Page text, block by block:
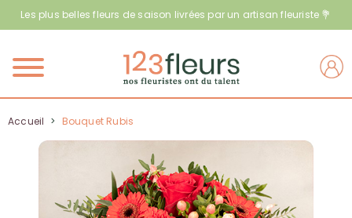
Les plus belles fleurs de saison livrées par un artisan fleuriste 💐
Menu
Accueil > Bouquet Rubis